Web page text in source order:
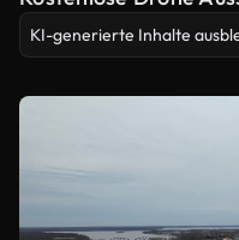
KI-generierte Inhalte